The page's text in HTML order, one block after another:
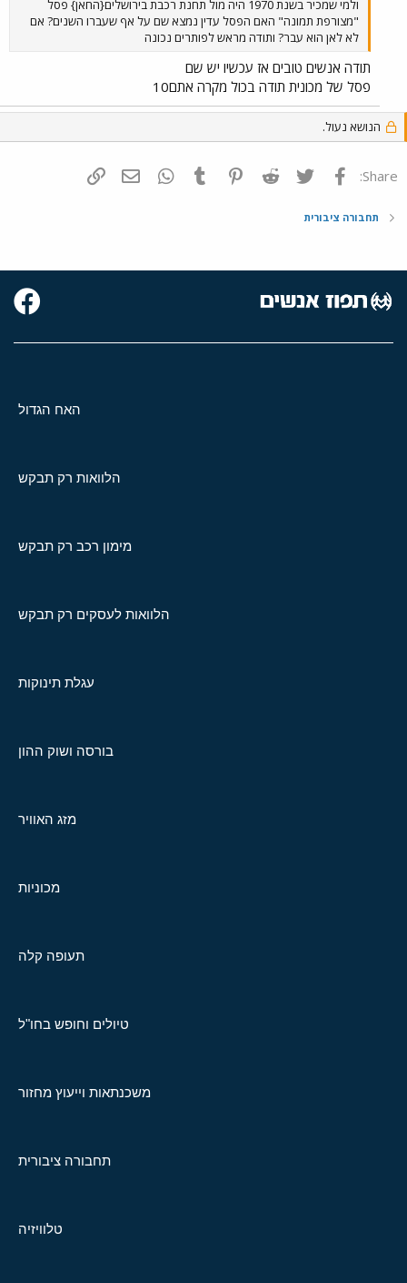
ולמי שמכיר בשנת 1970 היה מול תחנת רכבת בירושלים{החאן} פסל
"מצורפת תמונה" האם הפסל עדין נמצא שם על אף שעברו השנים? אם
לא לאן הוא עבר? ותודה מראש לפותרים נכונה
תודה אנשים טובים אז עכשיו יש שם
פסל של מכונית תודה בכול מקרה אתם10
הנושא נעול.
Share: פייסבוק Twitter
Reddit
Pinterest
Tumblr
WhatsAppדואר אלקטרוני
תחבורה ציבורית
האח הגדול
הלוואות רק תבקש
מימון רכב רק תבקש
הלוואות לעסקים רק תבקש
עגלת תינוקות
בורסה ושוק ההון
מזג האוויר
מכוניות
תעופה קלה
טיולים וחופש בחו"ל
משכנתאות וייעוץ מחזור
תחבורה ציבורית
טלוויזיה